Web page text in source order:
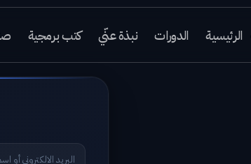
الرئيسية الدورات نبذة عنّي كتب برمجية